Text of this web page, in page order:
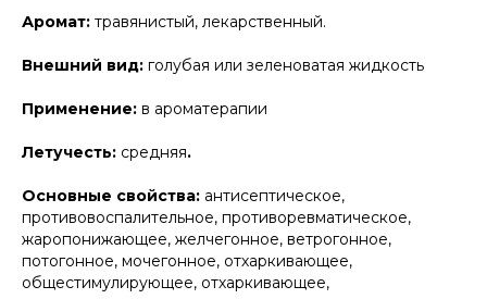
Аромат: травянистый, лекарственный.
Внешний вид: голубая или зеленоватая жидкость
Применение: в ароматерапии
Летучесть: средняя.
Основные свойства: антисептическое,
противовоспалительное, противоревматическое,
жаропонижающее, желчегонное, ветрогонное,
потогонное, мочегонное, отхаркивающее,
общестимулирующее, отхаркивающее,